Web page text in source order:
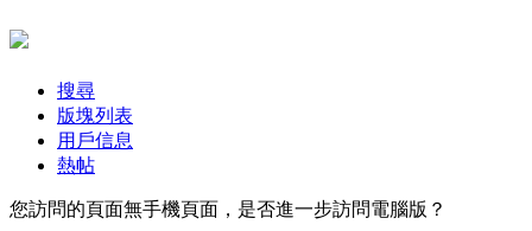
搜尋
版塊列表
用戶信息
熱帖
您訪問的頁面無手機頁面，是否進一步訪問電腦版？